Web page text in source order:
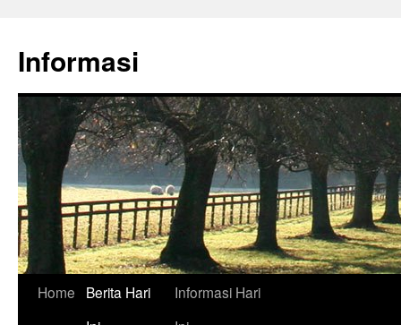
content
Informasi
Home
Berita Hari
Informasi Hari